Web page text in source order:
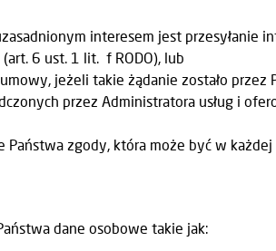
interesem jest przesyłanie
6 ust. 1 lit. f RODO), lub
jeżeli takie żądanie zostało
przez Administratora usług i
zgody, która może być w
dane osobowe takie jak: